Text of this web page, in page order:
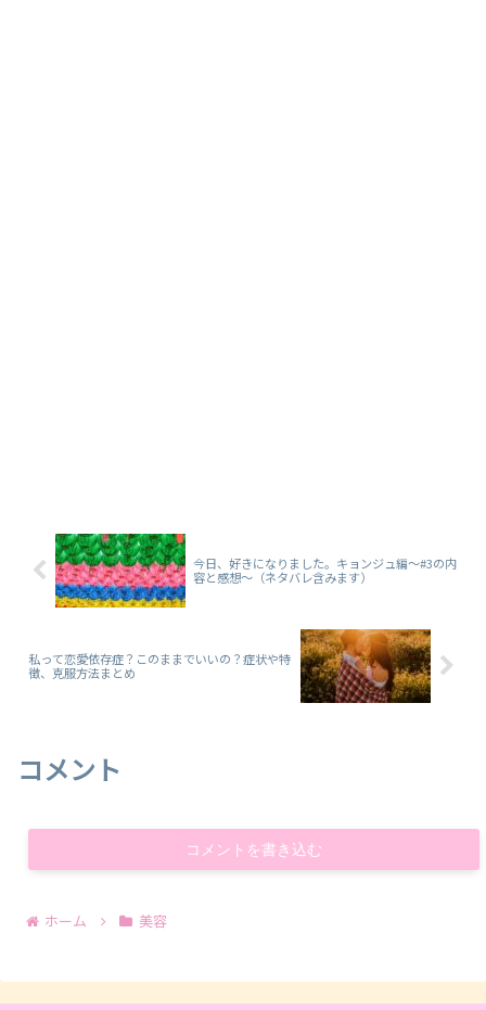
今日、好きになりました。キョンジュ編～#3の内
容と感想～（ネタバレ含みます）
私って恋愛依存症？このままでいいの？症状や特
徴、克服方法まとめ
コメント
コメントを書き込む
ホーム 美容